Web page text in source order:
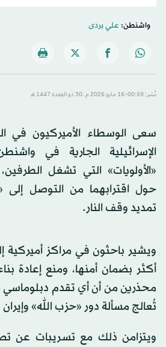
واشنطن: علي بردى
نُشر: 00:59-16 مايو 2026 م ـ 30 ذو القِعدة 1447 هـ
سعى الوسطاء الأميركيون في
الإسرائيلية الجارية في
«الأولويات» التي تشغل
حول اقترابهما من التوصل إلى
تمديد وقف النار.
ويشير باحثون في مراكز أميركية
أكثر بضمان أمنها، ومنع إعادة
محذرين من أن أي تقدم
تُعالج مسألة دور «حزب الله»
ويتزامن ذلك مع تسريبات عن